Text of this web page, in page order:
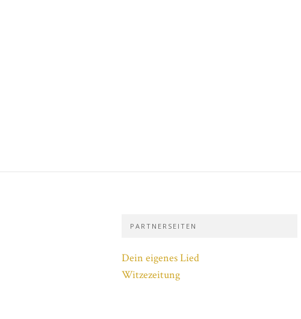
PARTNERSEITEN
Dein eigenes Lied
Witzezeitung